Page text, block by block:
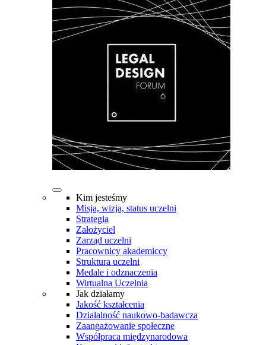
Kim jesteśmy
Misja, wizja, status uczelni
Strategia
Założyciel
Zarząd uczelni
Pracownicy akademiccy
Struktura uczelni
Medale i odznaczenia
Wirtualna Uczelnia
Jak działamy
Jakość kształcenia
Działalność naukowo-badawcza
Zaangażowanie społeczne
Współpraca międzynarodowa